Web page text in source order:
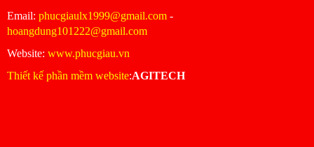
Email: phucgiaulx1999@gmail.com -
hoangdung101222@gmail.com
Website: www.phucgiau.vn
Thiết kế phần mềm website:AGITECH